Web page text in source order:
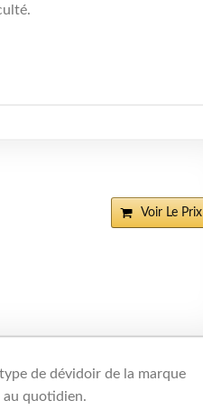
Voir Le Prix
de dévidoir de la marque
au quotidien.